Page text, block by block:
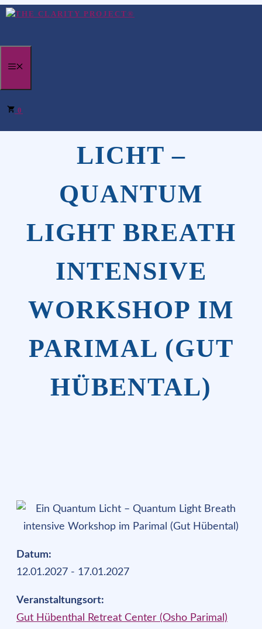
Zum
springen
0
LICHT –
QUANTUM
LIGHT BREATH
INTENSIVE
WORKSHOP IM
PARIMAL (GUT
HÜBENTAL)
Datum:
12.01.2027 - 17.01.2027
Veranstaltungsort:
Gut Hübenthal Retreat Center (Osho Parimal)